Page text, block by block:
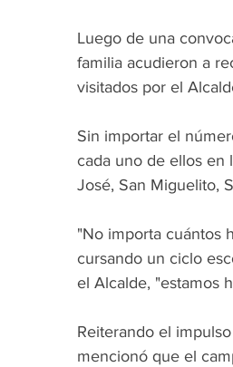
Luego de una
familia acudieron a
visitados por el
Sin importar el
cada uno de ellos en
José, San Miguelito,
"No importa cuántos
cursando un ciclo
el Alcalde, "estamos
Reiterando el
mencionó que el